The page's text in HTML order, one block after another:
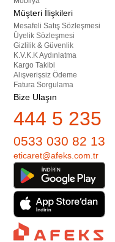
Müşteri İlişkileri
Mesafeli Satış Sözleşmesi
Üyelik Sözleşmesi
Gizlilik & Güvenlik
K.V.K.K Aydınlatma
Kargo Takibi
Alışverişsiz Ödeme
Fatura Sorgulama
Bize Ulaşın
444 5 235
0533 030 82 13
eticaret@afeks.com.tr